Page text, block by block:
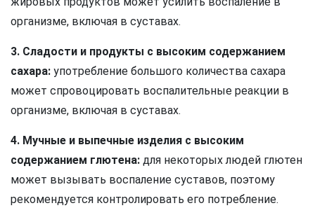
организме, включая в суставах.
3. Сладости и продукты с высоким содержанием
сахара: употребление большого количества сахара
может спровоцировать воспалительные реакции в
организме, включая в суставах.
4. Мучные и выпечные изделия с высоким
содержанием глютена: для некоторых людей глютен
может вызывать воспаление суставов, поэтому
рекомендуется контролировать его потребление.